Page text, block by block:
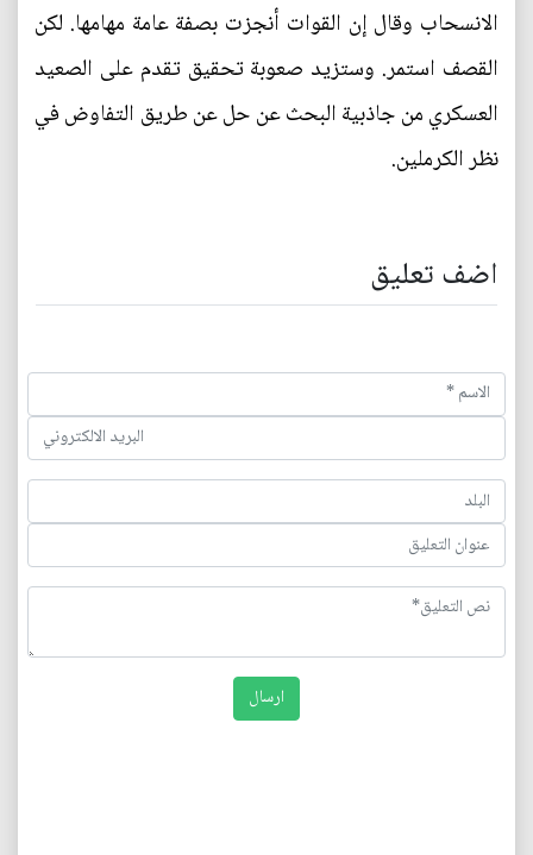
الانسحاب وقال إن القوات أنجزت بصفة عامة مهامها. لكن
القصف استمر. وستزيد صعوبة تحقيق تقدم على الصعيد
العسكري من جاذبية البحث عن حل عن طريق التفاوض في
نظر الكرملين.
اضف تعليق